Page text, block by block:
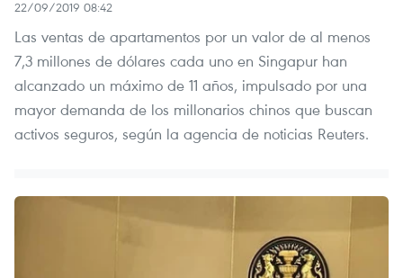
22/09/2019 08:42
Las ventas de apartamentos por un valor de al menos
7,3 millones de dólares cada uno en Singapur han
alcanzado un máximo de 11 años, impulsado por una
mayor demanda de los millonarios chinos que buscan
activos seguros, según la agencia de noticias Reuters.